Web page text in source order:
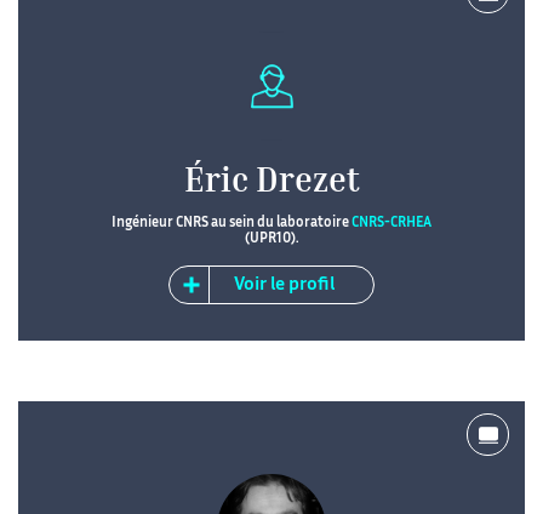
Éric Drezet
Ingénieur CNRS au sein du laboratoire CNRS-CRHEA
(UPR10).
Voir le profil